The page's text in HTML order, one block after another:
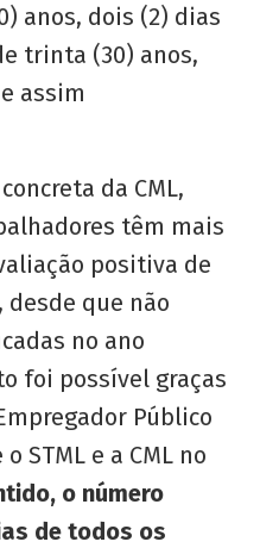
anos, dois (2) dias
trinta (30) anos,
assim
da CML,
têm mais
positiva de
desde que não
no ano
foi possível graças
Público
STML e a CML no
o número
de todos os